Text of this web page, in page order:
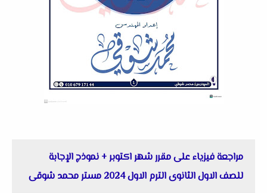
مراجعة فيزياء على مقرر شهر اكتوبر + نموذج الإجابة
للصف الاول الثانوى الترم الاول 2024 مستر محمد شوقى